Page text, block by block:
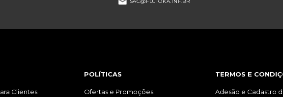
Clientes
POLÍTICAS
Ofertas e Promoções
TERMOS E
Adesão e Cadastro